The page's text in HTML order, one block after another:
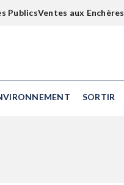
PublicsVentes aux Enchères
SORTIR